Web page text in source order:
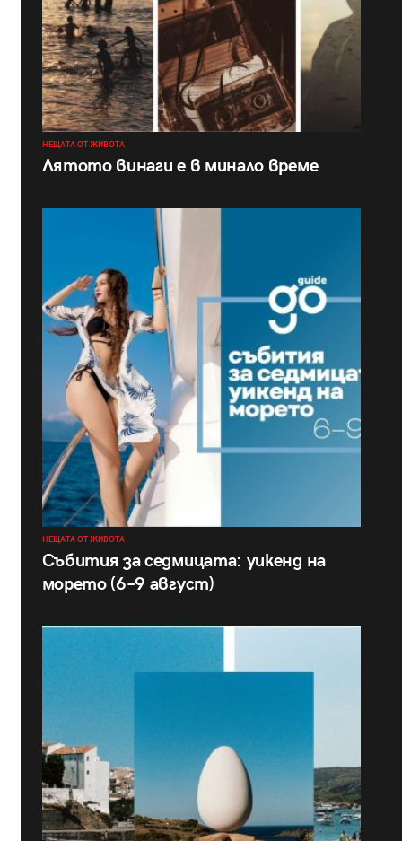
НЕЩАТА ОТ ЖИВОТА
Лятото винаги е в минало време
НЕЩАТА ОТ ЖИВОТА
Събития за седмицата: уикенд на
морето (6–9 август)